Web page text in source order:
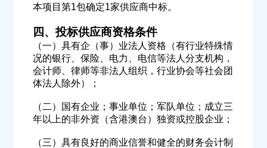
本项目第1包确定1家供应商中标。
四、投标供应商资格条件
（一）具有企（事）业法人资格（有行业特殊情
况的银行、保险、电力、电信等法人分支机构，
会计师、律师等非法人组织，行业协会等社会团
体法人除外）；
（二）国有企业；事业单位；军队单位；成立三
年以上的非外资（含港澳台）独资或控股企业；
（三）具有良好的商业信誉和健全的财务会计制
请选择省市
经办人